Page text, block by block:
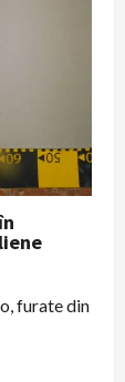
furate din